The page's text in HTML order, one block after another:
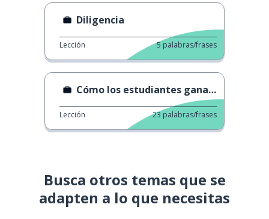
Diligencia
Lección 5 palabras/frases
Cómo los estudiantes ganan dinero
Lección 23 palabras/frases
Busca otros temas que se
adapten a lo que necesitas